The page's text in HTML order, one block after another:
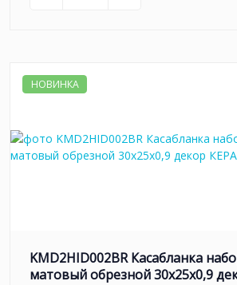
НОВИНКА
KMD2HID002BR Касабланка
матовый обрезной 30x25x0,9